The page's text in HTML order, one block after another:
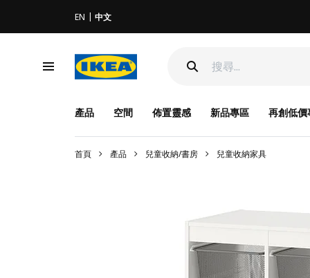
EN 中文
產品 空間 佈置靈感 新品專區 再創低價
首頁 產品 兒童收納/書房 兒童收納家具